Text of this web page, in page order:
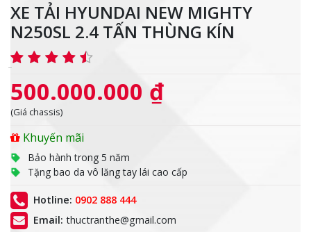
XE TẢI HYUNDAI NEW MIGHTY
N250SL 2.4 TẤN THÙNG KÍN
500.000.000 ₫
(Giá chassis)
Khuyến mãi
Bảo hành trong 5 năm
Tặng bao da vô lăng tay lái cao cấp
Hotline: 0902 888 444
Email: thuctranthe@gmail.com